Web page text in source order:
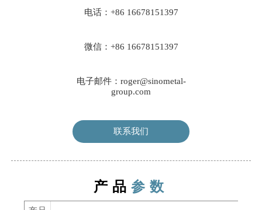
电话：+86 16678151397
微信：+86 16678151397
电子邮件：roger@sinometal-
group.com
联系我们
产品 参数